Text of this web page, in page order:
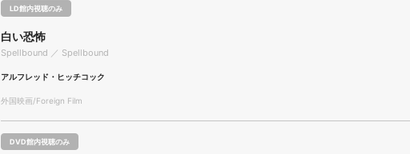
LD館内視聴のみ
白い恐怖
Spellbound ／ Spellbound
アルフレッド・ヒッチコック
外国映画/Foreign Film
DVD館内視聴のみ